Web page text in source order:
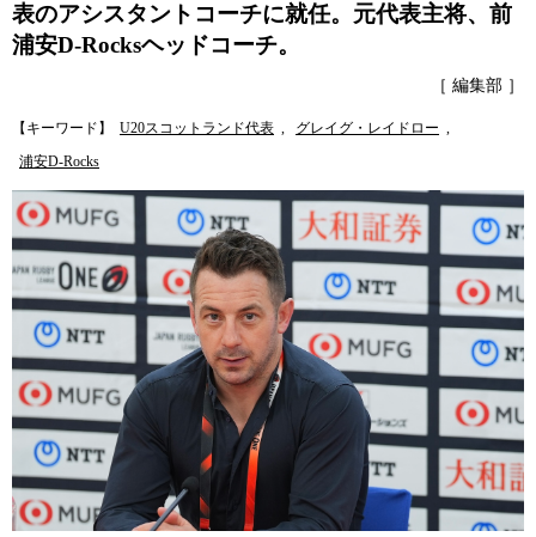
表のアシスタントコーチに就任。元代表主将、前
浦安D-Rocksヘッドコーチ。
［ 編集部 ］
【キーワード】 U20スコットランド代表 , グレイグ・レイドロー ,
浦安D-Rocks